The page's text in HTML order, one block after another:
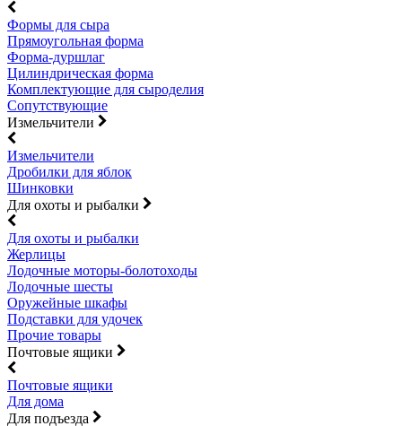
Формы для сыра
Прямоугольная форма
Форма-дуршлаг
Цилиндрическая форма
Комплектующие для сыроделия
Сопутствующие
Измельчители
Измельчители
Дробилки для яблок
Шинковки
Для охоты и рыбалки
Для охоты и рыбалки
Жерлицы
Лодочные моторы-болотоходы
Лодочные шесты
Оружейные шкафы
Подставки для удочек
Прочие товары
Почтовые ящики
Почтовые ящики
Для дома
Для подъезда